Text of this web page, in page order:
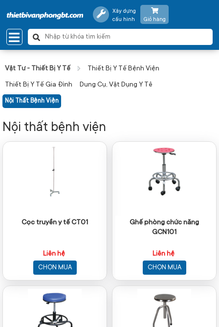
Xây dựng
cấu hình
Giỏ hàng
Vật Tư - Thiết Bị Y Tế Thiết Bị Y Tế Bệnh Viện
Thiết Bị Y Tế Gia Đình Dung Cụ, Vật Dụng Y Tê
Nội Thất Bệnh Viện
Nội thất bệnh viện
Cọc truyền y tế CT01
Liên hệ
CHỌN MUA
Ghế phòng chức năng
GCN101
Liên hệ
CHỌN MUA